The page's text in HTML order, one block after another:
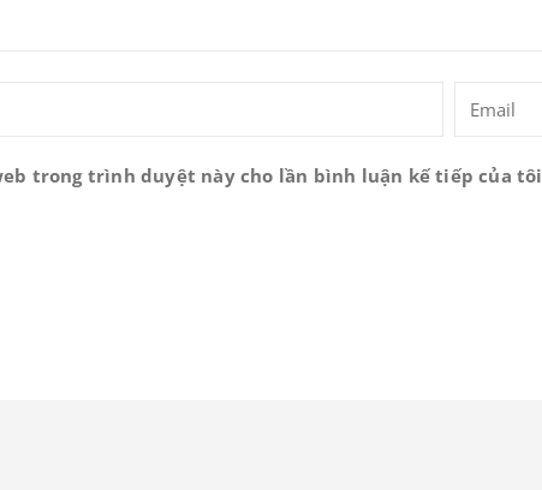
trong trình duyệt này cho lần bình luận kế tiếp của